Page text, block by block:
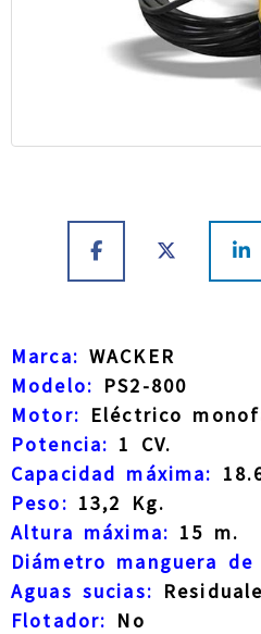
Marca: WACKER
Modelo: PS2-800
Motor: Eléctrico
Potencia: 1 CV.
Capacidad máxima:
Peso: 13,2 Kg.
Altura máxima: 15 m.
Diámetro manguera de
Aguas sucias:
Flotador: No